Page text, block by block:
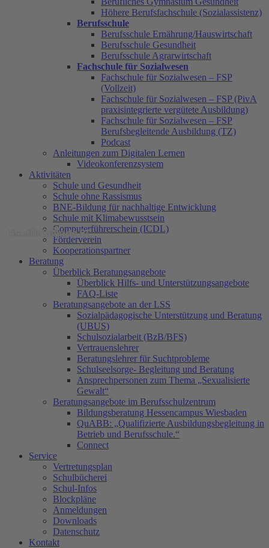
Höhere Berufsfachschule (Sozialassistenz)
Berufsschule
Berufsschule Ernährung/Hauswirtschaft
Berufsschule Gesundheit
Berufsschule Agrarwirtschaft
Fachschule für Sozialwesen
Fachschule für Sozialwesen – FSP
(Vollzeit)
Fachschule für Sozialwesen – FSP (PivA
praxisintegrierte vergütete Ausbildung)
Fachschule für Sozialwesen – FSP
Berufsbegleitende Ausbildung (TZ)
Podcast
Anleitungen zum Digitalen Lernen
Videokonferenzsystem
Aktivitäten
Schule und Gesundheit
Schule ohne Rassismus
BNE-Bildung für nachhaltige Entwicklung
Schule mit Klimabewusstsein
Computerführerschein (ICDL)
Förderverein
Kooperationspartner
Beratung
Überblick Beratungsangebote
Überblick Hilfs- und Unterstützungsangebote
FAQ-Liste
Beratungsangebote an der LSS
Sozialpädagogische Unterstützung und Beratung
(UBUS)
Schulsozialarbeit (BzB/BFS)
Vertrauenslehrer
Beratungslehrer für Suchtprobleme
Schulseelsorge- Begleitung und Beratung
Ansprechpersonen zum Thema „Sexualisierte
Gewalt“
Beratungsangebote im Berufsschulzentrum
Bildungsberatung Hessencampus Wiesbaden
QuABB: „Qualifizierte Ausbildungsbegleitung in
Betrieb und Berufsschule.“
Connect
Service
Vertretungsplan
Schulbücherei
Schul-Infos
Blockpläne
Anmeldungen
Downloads
Datenschutz
Kontakt
Hochbeet
GewÑchshaus
Beet GebÑude BC
Artrium